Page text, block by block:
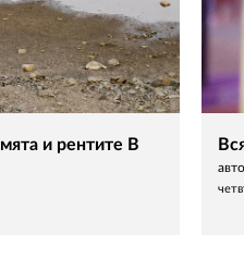
и рентите В